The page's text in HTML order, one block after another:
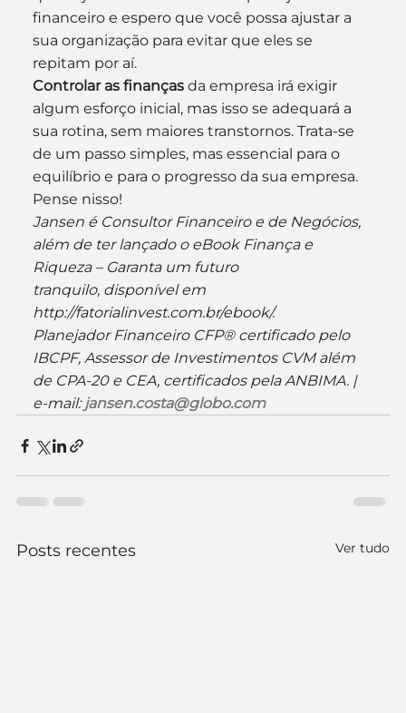
financeiro e espero que você possa ajustar a
sua organização para evitar que eles se
repitam por aí.
Controlar as finanças da empresa irá exigir
algum esforço inicial, mas isso se adequará a
sua rotina, sem maiores transtornos. Trata-se
de um passo simples, mas essencial para o
equilíbrio e para o progresso da sua empresa.
Pense nisso!
Jansen é Consultor Financeiro e de Negócios,
além de ter lançado o eBook Finança e
Riqueza – Garanta um futuro
tranquilo, disponível em
http://fatorialinvest.com.br/ebook/.
Planejador Financeiro CFP® certificado pelo
IBCPF, Assessor de Investimentos CVM além
de CPA-20 e CEA, certificados pela ANBIMA. |
e-mail: jansen.costa@globo.com
Posts recentes Ver tudo